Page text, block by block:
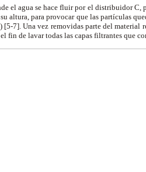
el agua se hace fluir por el distribuidor C,
altura, para provocar que las partículas
) [5-7]. Una vez removidas parte del material
fin de lavar todas las capas filtrantes que